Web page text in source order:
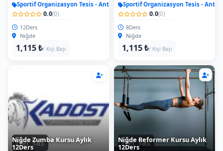
Sportif Organizasyon Tesis - Antrenman
0.0(0)
12Ders
Niğde
1,115 ₺/ Kişi Başı
Sportif Organizasyon Tesis -
0.0(0)
8Ders
Niğde
1,115 ₺/ Kişi Başı
Her Yas
Niğde Zumba Kursu Aylık
12Ders
Her Yas
Niğde Reformer Kursu Aylık
12Ders